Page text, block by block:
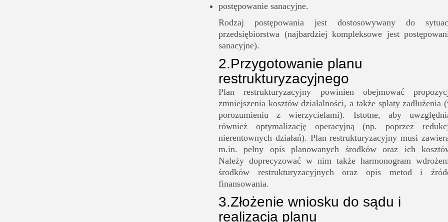
postępowanie sanacyjne.
Rodzaj postępowania jest dostosowywany do
przedsiębiorstwa (najbardziej kompleksowe jest
sanacyjne).
2.Przygotowanie planu
restrukturyzacyjnego
Plan restrukturyzacyjny powinien obejmować
zmniejszenia kosztów działalności, a także spłaty zadłużenia
porozumieniu z wierzycielami). Istotne, aby
również optymalizację operacyjną (np. poprzez
nierentownych działań). Plan restrukturyzacyjny musi
m.in. pełny opis planowanych środków oraz ich
Należy doprecyzować w nim także harmonogram
środków restrukturyzacyjnych oraz opis metod i
finansowania.
3.Złożenie wniosku do sądu i
realizacja planu